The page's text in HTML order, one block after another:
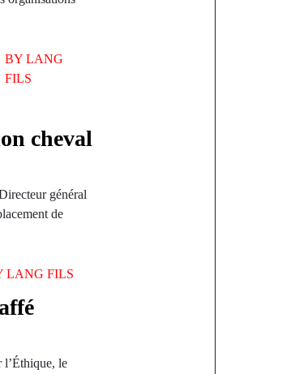
BYLANG
FILS
cheval
général
de
LANG FILS
l’Éthique, le